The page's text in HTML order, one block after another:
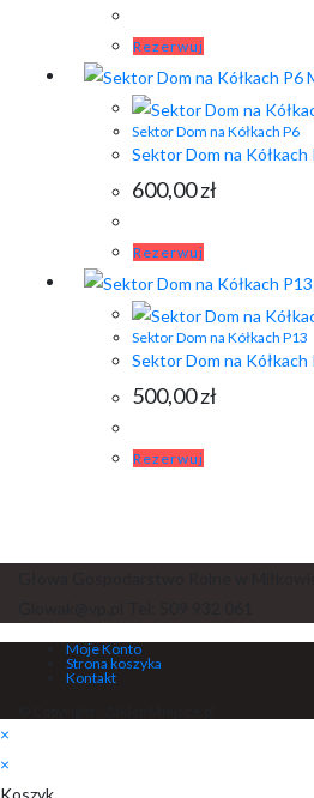
Rezerwuj
Sektor Dom na Kółkach P6
Sektor Dom na
600,00zł
Rezerwuj
Sektor Dom na Kółkach P13
Sektor Dom na
500,00zł
Rezerwuj
Moje Konto
Strona koszyka
Kontakt
×
×
Koszyk